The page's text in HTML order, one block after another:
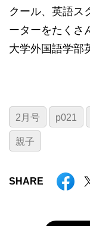
クール、英語ス
ーターをたくさ
大学外国語学部
2月号 p021
親子
SHARE